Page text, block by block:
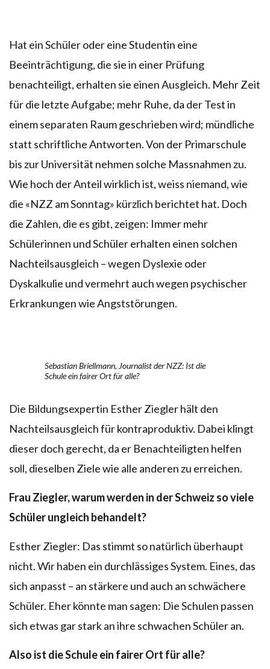
Hat ein Schüler oder eine Studentin eine
Beeinträchtigung, die sie in einer Prüfung
benachteiligt, erhalten sie einen Ausgleich. Mehr Zeit
für die letzte Aufgabe; mehr Ruhe, da der Test in
einem separaten Raum geschrieben wird; mündliche
statt schriftliche Antworten. Von der Primarschule
bis zur Universität nehmen solche Massnahmen zu.
Wie hoch der Anteil wirklich ist, weiss niemand, wie
die «NZZ am Sonntag» kürzlich berichtet hat. Doch
die Zahlen, die es gibt, zeigen: Immer mehr
Schülerinnen und Schüler erhalten einen solchen
Nachteilsausgleich – wegen Dyslexie oder
Dyskalkulie und vermehrt auch wegen psychischer
Erkrankungen wie Angststörungen.
Sebastian Briellmann, Journalist der NZZ: Ist die
Schule ein fairer Ort für alle?
Die Bildungsexpertin Esther Ziegler hält den
Nachteilsausgleich für kontraproduktiv. Dabei klingt
dieser doch gerecht, da er Benachteiligten helfen
soll, dieselben Ziele wie alle anderen zu erreichen.
Frau Ziegler, warum werden in der Schweiz so viele
Schüler ungleich behandelt?
Esther Ziegler: Das stimmt so natürlich überhaupt
nicht. Wir haben ein durchlässiges System. Eines, das
sich anpasst – an stärkere und auch an schwächere
Schüler. Eher könnte man sagen: Die Schulen passen
sich etwas gar stark an ihre schwachen Schüler an.
Also ist die Schule ein fairer Ort für alle?